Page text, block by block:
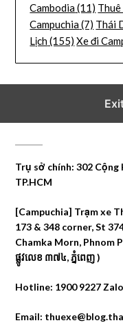
Cambodia(11)
Campuchia(7) Thái
Lịch(155) Xe đi
Trụ sở chính: 302 Cộng
TP.HCM
[Campuchia] Trạm xe
173 & 348 corner, St
Chamka Morn, Phnom
ផ្លូវលេខ ៣៧៤, ភ្នំពេញ )
Hotline: 1900 9227
Email: